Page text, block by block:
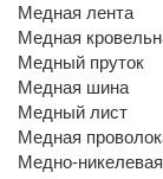
Медная лента
Медная
Медный пруток
Медная шина
Медный лист
Медная
Медно-